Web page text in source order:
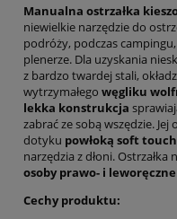
Manualna ostrzałka
niewielkie narzędzie do
podróży, podczas
plenerze. Dla uzyskania
z bardzo twardej stali,
wytrzymałego węgliku
lekka konstrukcja
zabrać ze sobą wszędzie.
dotyku powłoką soft touch
narzędzia z dłoni.
osoby prawo- i leworęczne
Cechy produktu: